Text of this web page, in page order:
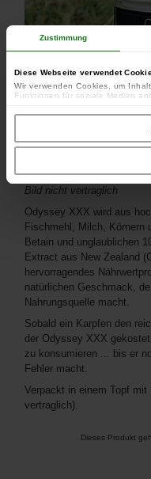
Zustimmung
Diese Webseite verwendet
Wir verwenden Cookies, um
Funktionen für soziale Medien
unserer Website an unsere
weiter. Unsere Partner führen
Daten zusammen, die Sie ihnen
Ihrer Nutzung der Dienste
Bild nicht vertraglich
Odyssey XXX wird aus
Fischmehl, Milch, Körnern
Betain und unglaublichen
Extract aus New Zealand
hervorragendes
natürlichen Geschmack,
Nahrungsquelle macht.
Sobald ein Karpfen den
der Odyssey XXX
zu konsumieren ... bis er
Fehler macht.
Verpackt in einem Topf
vertraglich).
Dieses Produkt